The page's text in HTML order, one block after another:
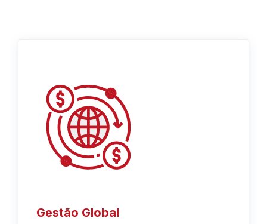
Gestão Global